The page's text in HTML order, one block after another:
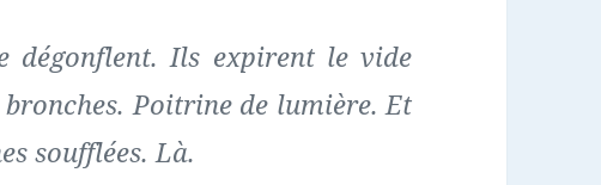
dégonflent. Ils expirent le vide
Poitrine de lumière. Et
soufflées. Là.